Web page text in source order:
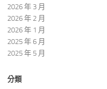
2026 年 3 月
2026 年 2 月
2026 年 1 月
2025 年 6 月
2025 年 5 月
分類